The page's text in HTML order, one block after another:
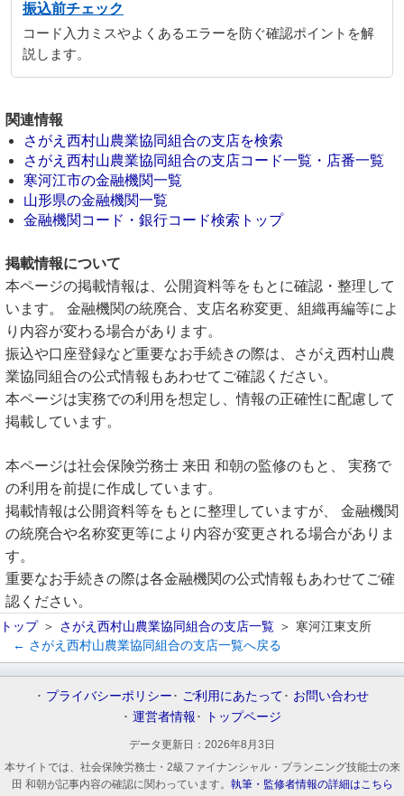
振込前チェック
コード入力ミスやよくあるエラーを防ぐ確認ポイントを解
説します。
関連情報
さがえ西村山農業協同組合の支店を検索
さがえ西村山農業協同組合の支店コード一覧・店番一覧
寒河江市の金融機関一覧
山形県の金融機関一覧
金融機関コード・銀行コード検索トップ
掲載情報について
本ページの掲載情報は、公開資料等をもとに確認・整理して
います。 金融機関の統廃合、支店名称変更、組織再編等によ
り内容が変わる場合があります。
振込や口座登録など重要なお手続きの際は、さがえ西村山農
業協同組合の公式情報もあわせてご確認ください。
本ページは実務での利用を想定し、情報の正確性に配慮して
掲載しています。
本ページは社会保険労務士 来田 和朝の監修のもと、 実務で
の利用を前提に作成しています。
掲載情報は公開資料等をもとに整理していますが、 金融機関
の統廃合や名称変更等により内容が変更される場合がありま
す。
重要なお手続きの際は各金融機関の公式情報もあわせてご確
認ください。
トップ さがえ西村山農業協同組合の支店一覧
寒河江東支所
← さがえ西村山農業協同組合の支店一覧へ戻る
プライバシーポリシー ご利用にあたって
お問い合わせ
運営者情報
トップページ
データ更新日： 2026年8月3日
本サイトでは、社会保険労務士・2級ファイナンシャル・プランニング技能士の来
田 和朝が記事内容の確認に関わっています。 執筆・監修者情報の詳細はこちら